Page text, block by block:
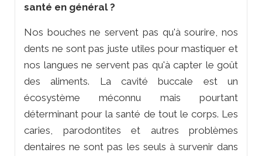
santé en général ?
Nos bouches ne servent pas qu'à sourire, nos
dents ne sont pas juste utiles pour mastiquer et
nos langues ne servent pas qu'à capter le goût
des aliments. La cavité buccale est un
écosystème méconnu mais pourtant
déterminant pour la santé de tout le corps. Les
caries, parodontites et autres problèmes
dentaires ne sont pas les seuls à survenir dans